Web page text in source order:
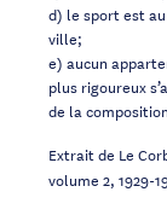
d) le sport est
ville;
e) aucun
plus rigoureux
de la
Extrait de Le
volume 2, 1929-